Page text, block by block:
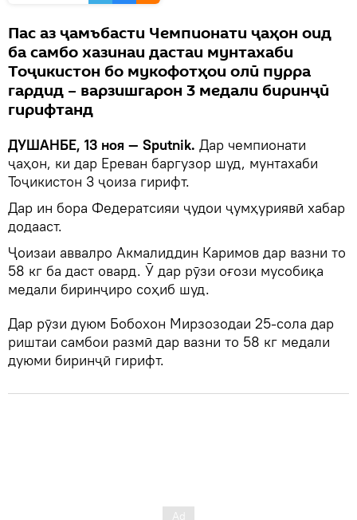
Пас аз ҷамъбасти Чемпионати ҷаҳон оид
ба самбо хазинаи дастаи мунтахаби
Тоҷикистон бо мукофотҳои олӣ пурра
гардид – варзишгарон 3 медали биринҷӣ
гирифтанд
ДУШАНБЕ, 13 ноя — Sputnik. Дар чемпионати
ҷаҳон, ки дар Ереван баргузор шуд, мунтахаби
Тоҷикистон 3 ҷоиза гирифт.
Дар ин бора Федератсияи ҷудои ҷумҳуриявӣ хабар
додааст.
Ҷоизаи аввалро Акмалиддин Каримов дар вазни то
58 кг ба даст овард. Ӯ дар рӯзи оғози мусобиқа
медали биринҷиро соҳиб шуд.
Дар рӯзи дуюм Бобохон Мирзозодаи 25-сола дар
риштаи самбои размӣ дар вазни то 58 кг медали
дуюми биринҷӣ гирифт.